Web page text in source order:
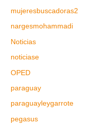
mujeresbuscadoras2
nargesmohammadi
Noticias
noticiase
OPED
paraguay
paraguayleygarrote
pegasus